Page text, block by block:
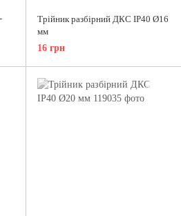
Трійник разбірний ДКС IP40 Ø16
мм
16 грн